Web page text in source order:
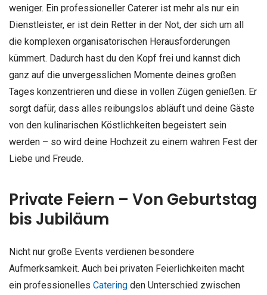
weniger. Ein professioneller Caterer ist mehr als nur ein
Dienstleister, er ist dein Retter in der Not, der sich um all
die komplexen organisatorischen Herausforderungen
kümmert. Dadurch hast du den Kopf frei und kannst dich
ganz auf die unvergesslichen Momente deines großen
Tages konzentrieren und diese in vollen Zügen genießen. Er
sorgt dafür, dass alles reibungslos abläuft und deine Gäste
von den kulinarischen Köstlichkeiten begeistert sein
werden – so wird deine Hochzeit zu einem wahren Fest der
Liebe und Freude.
Private Feiern – Von Geburtstag
bis Jubiläum
Nicht nur große Events verdienen besondere
Aufmerksamkeit. Auch bei privaten Feierlichkeiten macht
ein professionelles Catering den Unterschied zwischen